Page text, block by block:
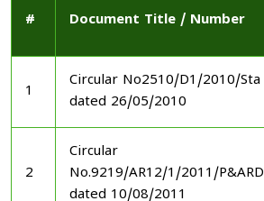
# Document Title / Number
1
Circular No2510/D1/2010/Sta
dated 26/05/2010
2
Circular
No.9219/AR12/1/2011/P&ARD
dated 10/08/2011